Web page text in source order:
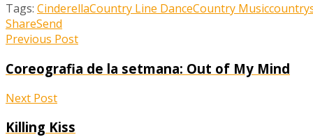
Tags: CinderellaCountry Line DanceCountry Music
ShareSend
Previous Post
Coreografia de la setmana: Out of My Mind
Next Post
Killing Kiss